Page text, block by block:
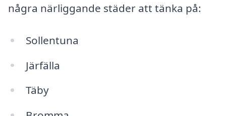
några närliggande städer att tänka på:
Sollentuna
Järfälla
Täby